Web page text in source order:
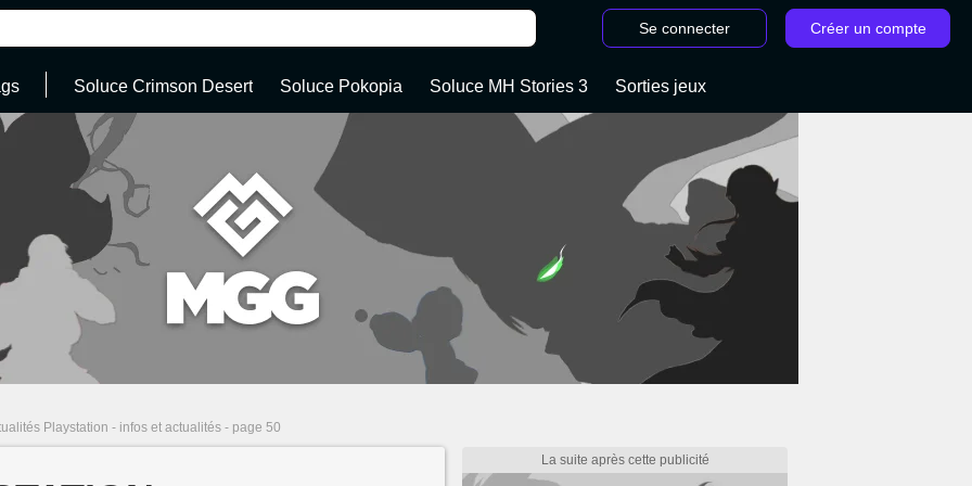
Se connecter Créer un compte
Soluce Crimson Desert Soluce Pokopia Soluce MH Stories 3 Sorties jeux
Playstation - infos et actualités - page 50